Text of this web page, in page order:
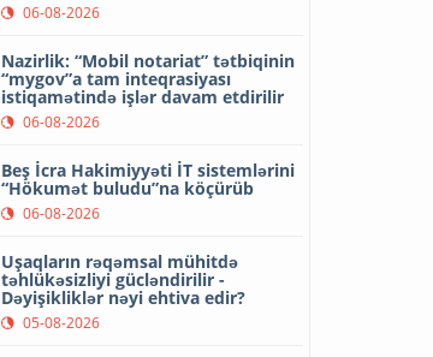
06-08-2026
Nazirlik: “Mobil notariat” tətbiqinin
“mygov”a tam inteqrasiyası
istiqamətində işlər davam etdirilir
06-08-2026
Beş İcra Hakimiyyəti İT sistemlərini
“Hökumət buludu”na köçürüb
06-08-2026
Uşaqların rəqəmsal mühitdə
təhlükəsizliyi gücləndirilir -
Dəyişikliklər nəyi ehtiva edir?
05-08-2026